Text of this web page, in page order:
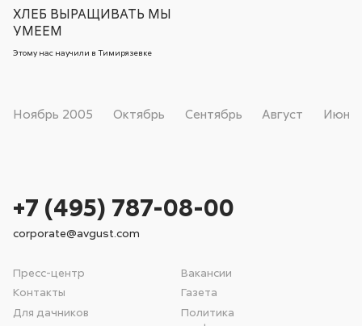
ХЛЕБ ВЫРАЩИВАТЬ МЫ
УМЕЕМ
Этому нас научили в Тимирязевке
Ноябрь 2005 Октябрь Сентябрь Август Июнь
Пресс-центр
Вакансии
Контакты
Газета
Для дачников
Политика
+7 (495) 787-08-00
corporate@avgust.com